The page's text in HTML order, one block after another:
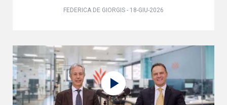
FEDERICA DE GIORGIS - 18-GIU-2026